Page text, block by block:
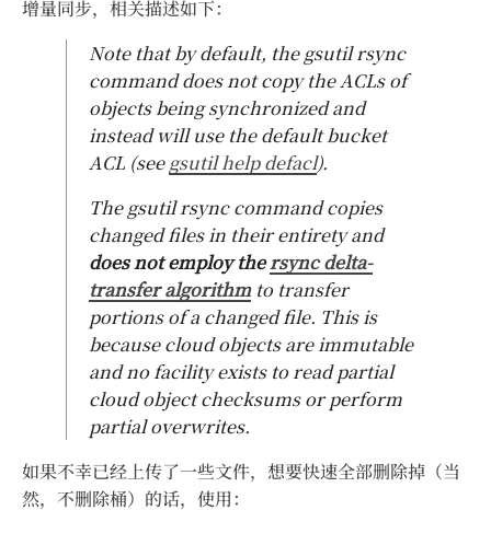
增量同步，相关描述如下：
Note that by default, the gsutil rsync
command does not copy the ACLs of
objects being synchronized and
instead will use the default bucket
ACL (seegsutil help defacl).
The gsutil rsync command copies
changed files in their entirety and
does not employ thersync delta-
transfer algorithmto transfer
portions of a changed file. This is
because cloud objects are immutable
and no facility exists to read partial
cloud object checksums or perform
partial overwrites.
如果不幸已经上传了一些文件，想要快速全部删除掉（当
然，不删除桶）的话，使用：